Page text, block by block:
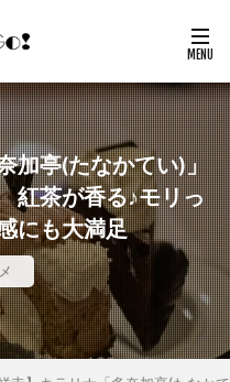
加亭(たなかてい)」
紅茶が香る♪モリっ
にも大満足